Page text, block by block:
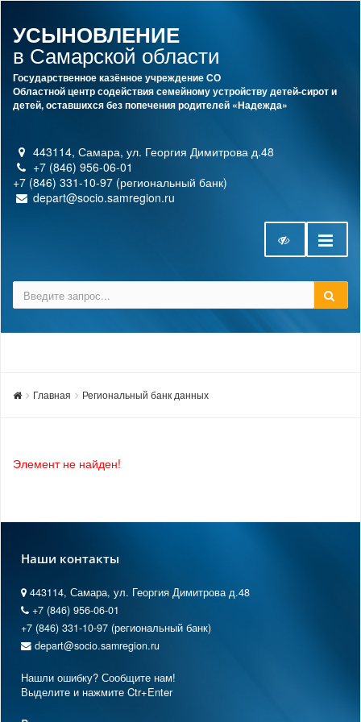
УСЫНОВЛЕНИЕ
в Самарской области
Государственное казённое учреждение СО
Областной центр содействия семейному устройству детей-сирот и
детей, оставшихся без попечения родителей «Надежда»
443114, Самара, ул. Георгия Димитрова д.48
+7 (846) 956-06-01
+7 (846) 331-10-97 (региональный банк)
depart@socio.samregion.ru
Главная Региональный банк данных
Элемент не найден!
Наши контакты
443114, Самара, ул. Георгия Димитрова д.48
+7 (846) 956-06-01
+7 (846) 331-10-97 (региональный банк)
depart@socio.samregion.ru
Нашли ошибку? Сообщите нам!
Выделите и нажмите Ctr+Enter